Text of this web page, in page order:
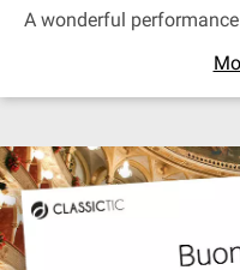
A wonderful